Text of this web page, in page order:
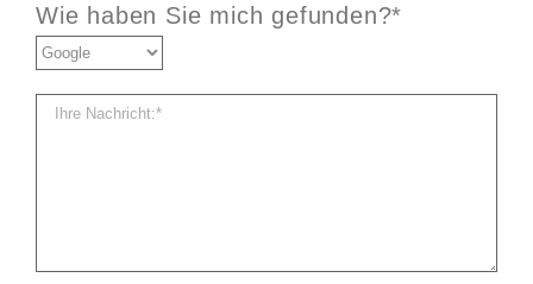
Wie haben Sie mich gefunden?*